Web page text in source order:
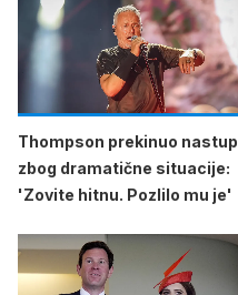
Thompson prekinuo nastup
zbog dramatične situacije:
'Zovite hitnu. Pozlilo mu je'